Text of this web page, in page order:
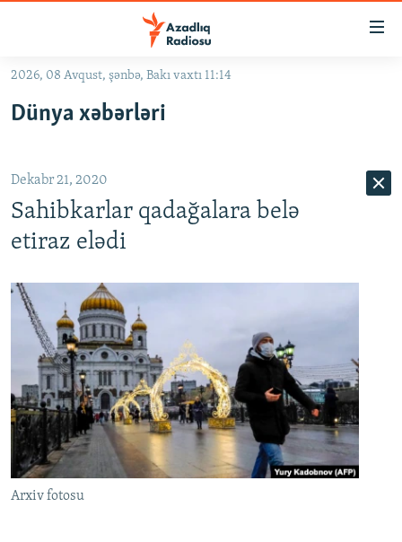
Əsas
qayıt
qayıt
Axtarışa
#İZAHLA
ARAŞDIRMA
MULTIMEDIA
VIDEO
FOTOQALEREYA
İNFOQRAFIKA
KARIKATURA
RADIO ARXIV
OXU ZALI
AZƏRBAYCAN ƏDƏBIYYATI KITABXANASI
İSLAM VƏ DEMOKRATIYA
HAQQIMIZDA
MISSIYAMIZ
PEŞƏ ETIKASI VƏ JURNALISTIKA STANDARTLARIMIZ
BIZI IZLƏ
2026, 08 Avqust, şənbə, Bakı vaxtı 11:14
Dünya xəbərləri
Dekabr 21, 2020
Sahibkarlar qadağalara belə
etiraz elədi
Arxiv fotosu